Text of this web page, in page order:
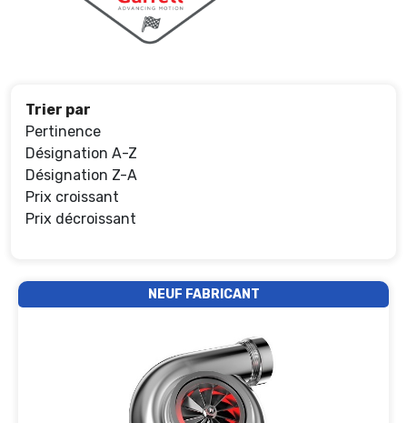
Trier par
Pertinence
Désignation A-Z
Désignation Z-A
Prix croissant
Prix décroissant
NEUF FABRICANT